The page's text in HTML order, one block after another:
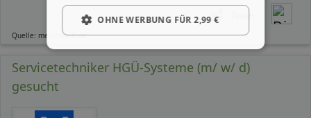
Quelle: meinestadt.de
Servicetechniker HGÜ-Systeme (m/ w/ d)
gesucht
OHNE WERBUNG FÜR 2,99 €